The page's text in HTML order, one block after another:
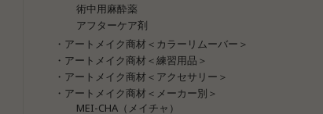
術中用麻酔薬
アフターケア剤
・アートメイク商材＜カラーリムーバー＞
・アートメイク商材＜練習用品＞
・アートメイク商材＜アクセサリー＞
・アートメイク商材＜メーカー別＞
MEI-CHA（メイチャ）